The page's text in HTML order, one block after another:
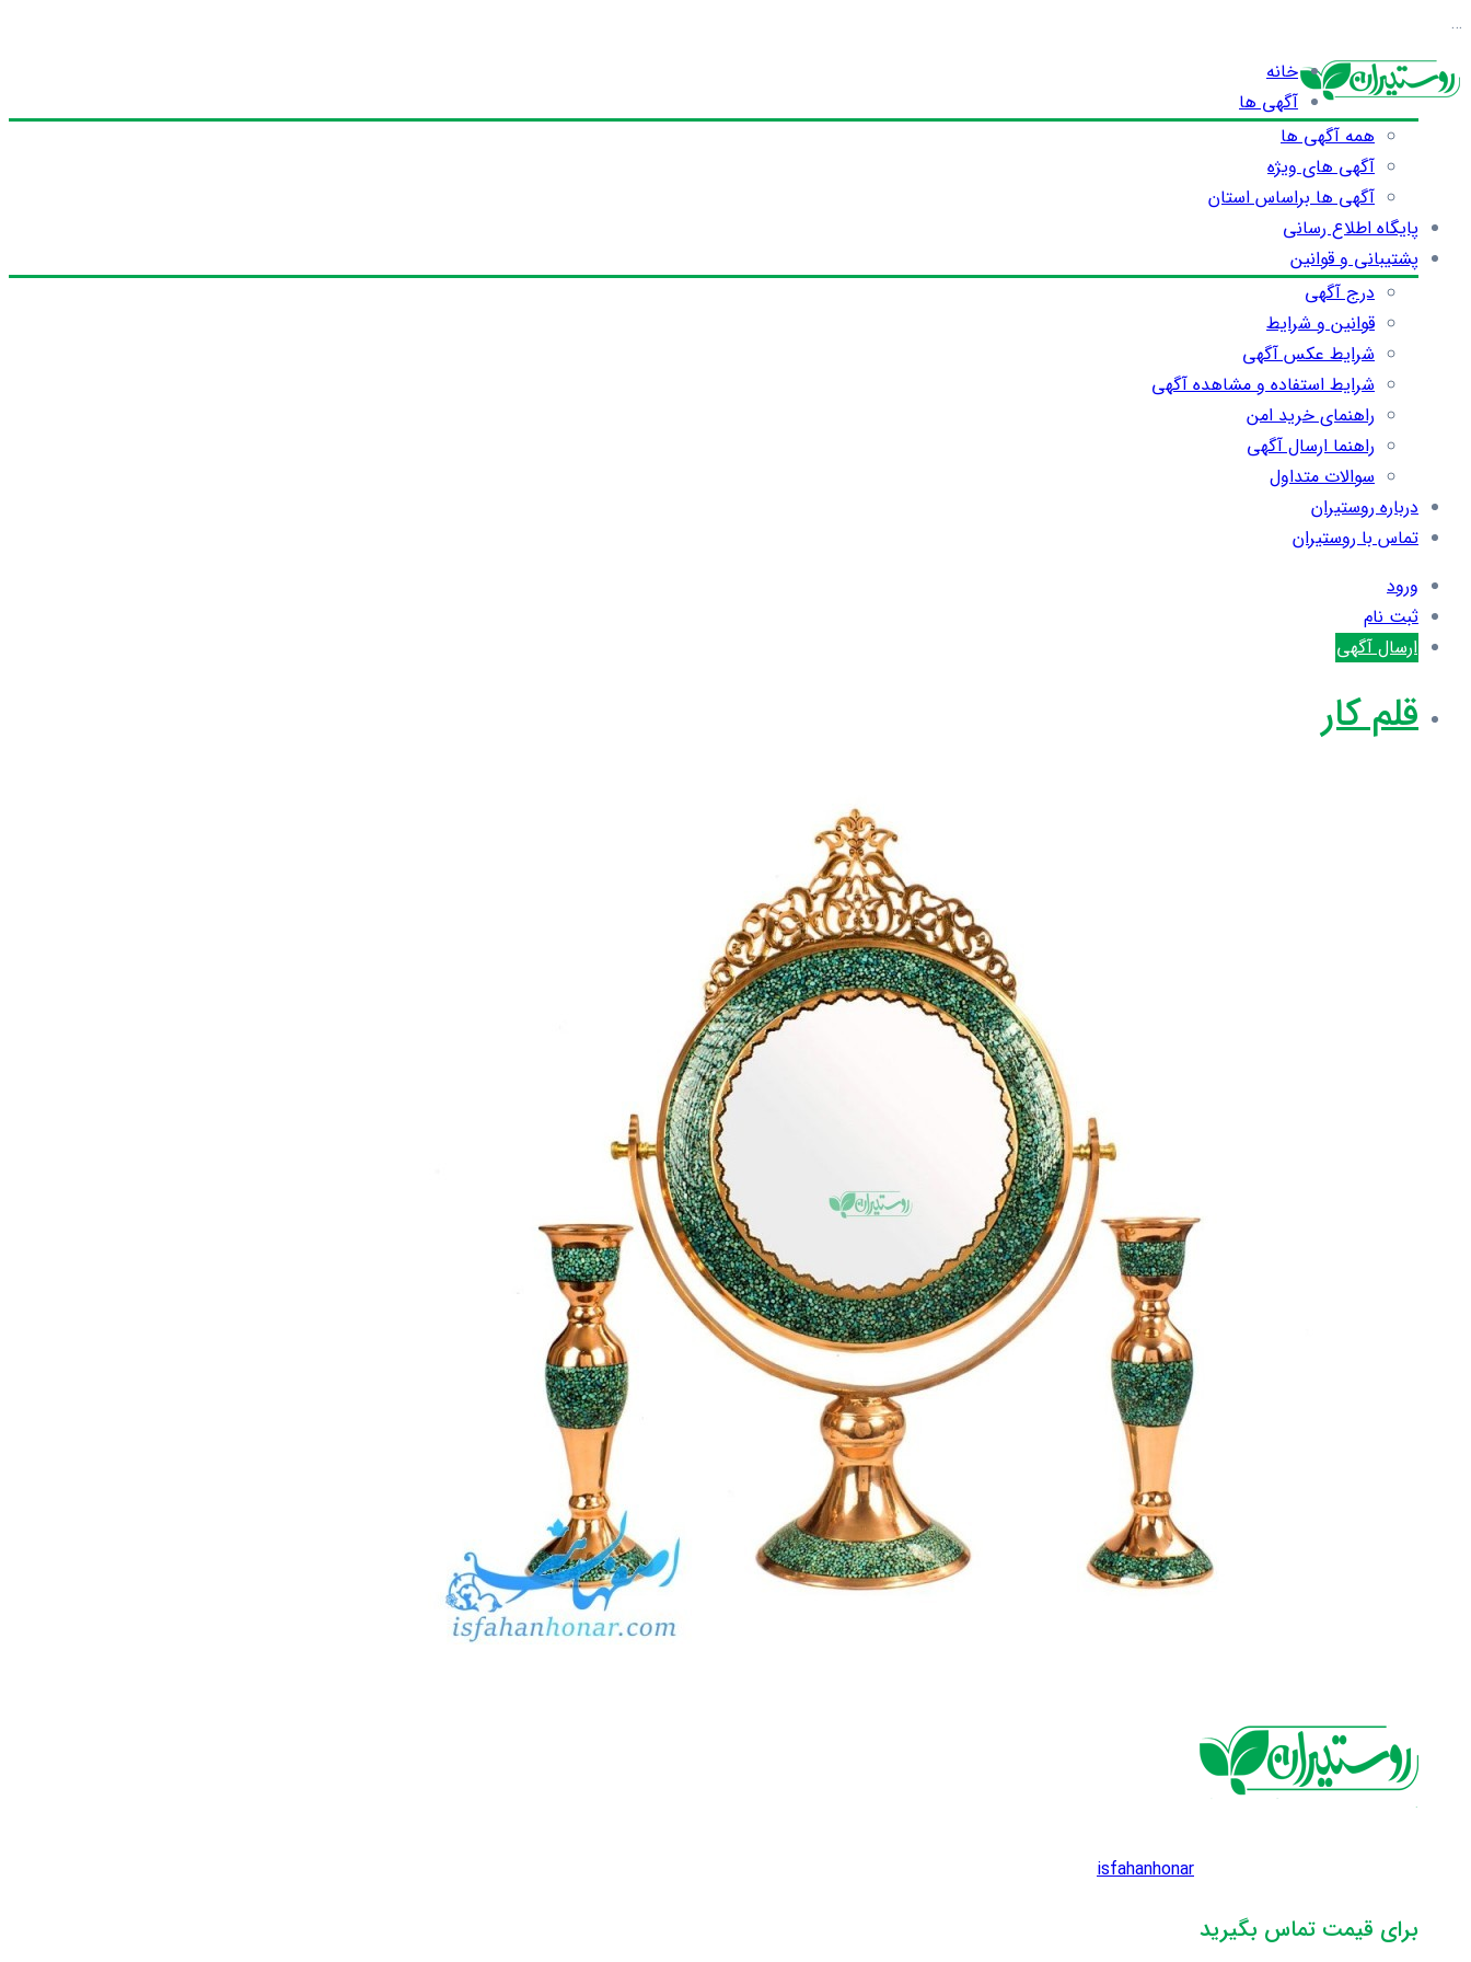
…
خانه
آگهی ها
همه آگهی ها
آگهی های ویژه
آگهی ها براساس استان
پایگاه اطلاع رسانی
پشتیبانی و قوانین
درج آگهی
قوانین و شرایط
شرایط عکس آگهی
شرایط استفاده و مشاهده آگهی
راهنمای خرید امن
راهنما ارسال آگهی
سوالات متداول
درباره روستیران
تماس با روستیران
ورود
ثبت نام
ارسال آگهی
قلم کار
isfahanhonar
برای قیمت تماس بگیرید